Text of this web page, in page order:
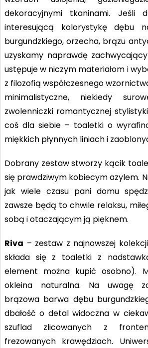
dekoracyjnymi tkaninami. Jeśli
interesującą kolorystykę dębu
burgundzkiego, orzecha, brązu
uzyskamy naprawdę
ustępuje w niczym materiałom i
z filozofią współczesnego
minimalistyczne, niekiedy
zwolenniczki romantycznej
coś dla siebie – toaletki o
miękkich płynnych liniach i
Dobrany zestaw stworzy kącik
się prawdziwym kobiecym azylem.
jak wiele czasu pani domu
zawsze będą to chwile relaksu,
sobą i otaczającym ją pięknem.
Riva – zestaw z najnowszej
składa się z toaletki z
element można kupić osobno).
okleina naturalna. Na uwagę
brązowa barwa dębu
dbałość o detal widoczna w
szuflad zlicowanych z
frezowanych krawędziach.